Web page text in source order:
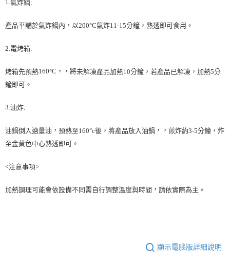
1. 氣炸鍋:
產品平舖於氣炸鍋內，以200°C氣炸11-15分鐘，熟透即可食用。
2. 電烤箱:
烤箱先預熱160°C，，將未解凍產品加熱10分鐘 ，若產品已解凍，加熱5分
鐘即可。
3. 油炸:
油鍋倒入適量油 ， 預熱至160°c後，將產品放入油鍋 ，， 煎炸約3-5分鐘，炸
至金黃色中心熟透即可。
<注意事項>
加熱調理可能會依設備不同需自行調整溫度與時間 ， 請依實際為主。
顯示電腦版詳細說明